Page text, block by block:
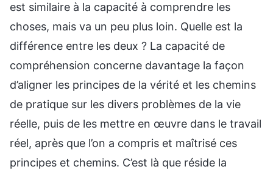
est similaire à la capacité à comprendre les
choses, mais va un peu plus loin. Quelle est la
différence entre les deux ? La capacité de
compréhension concerne davantage la façon
d’aligner les principes de la vérité et les chemins
de pratique sur les divers problèmes de la vie
réelle, puis de les mettre en œuvre dans le travail
réel, après que l’on a compris et maîtrisé ces
principes et chemins. C’est là que réside la